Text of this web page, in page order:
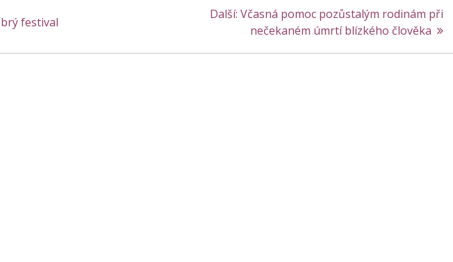
festival
Další: Další
příspěvek:
Včasná pomoc pozůstalým rodinám při
nečekaném úmrtí blízkého člověka